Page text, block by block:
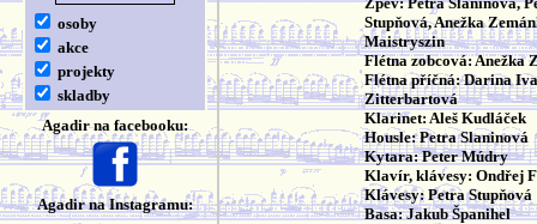
osoby
akce
projekty
skladby
Agadir na facebooku:
Agadir na Instagramu:
Stupňová, Anežka
Maistryszin
Flétna zobcová: Anežka
Flétna příčná: Darina
Zitterbartová
Klarinet: Aleš Kudláček
Housle: Petra Slaninová
Kytara: Peter Múdry
Klavír, klávesy: Ondřej
Klávesy: Petra Stupňová
Basa: Jakub Španihel